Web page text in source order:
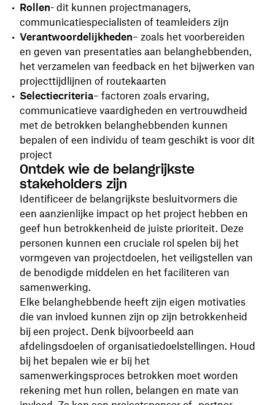
Rollen- dit kunnen projectmanagers,
communicatiespecialisten of teamleiders zijn
Verantwoordelijkheden– zoals het voorbereiden
en geven van presentaties aan belanghebbenden,
het verzamelen van feedback en het bijwerken van
projecttijdlijnen of routekaarten
Selectiecriteria– factoren zoals ervaring,
communicatieve vaardigheden en vertrouwdheid
met de betrokken belanghebbenden kunnen
bepalen of een individu of team geschikt is voor dit
project
Ontdek wie de belangrijkste
stakeholders zijn
Identificeer de belangrijkste besluitvormers die
een aanzienlijke impact op het project hebben en
geef hun betrokkenheid de juiste prioriteit. Deze
personen kunnen een cruciale rol spelen bij het
vormgeven van projectdoelen, het veiligstellen van
de benodigde middelen en het faciliteren van
samenwerking.
Elke belanghebbende heeft zijn eigen motivaties
die van invloed kunnen zijn op zijn betrokkenheid
bij een project. Denk bijvoorbeeld aan
afdelingsdoelen of organisatiedoelstellingen. Houd
bij het bepalen wie er bij het
samenwerkingsproces betrokken moet worden
rekening met hun rollen, belangen en mate van